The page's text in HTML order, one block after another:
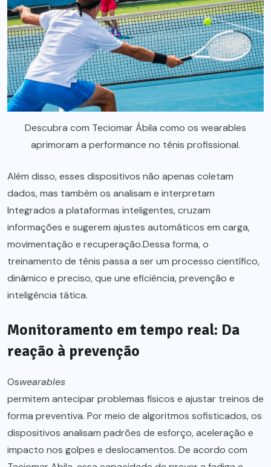
Descubra com Teciomar Ábila como os wearables
aprimoram a performance no tênis profissional.
Além disso, esses dispositivos não apenas coletam
dados, mas também os analisam e interpretam
Integrados a plataformas inteligentes, cruzam
informações e sugerem ajustes automáticos em carga,
movimentação e recuperação.Dessa forma, o
treinamento de tênis passa a ser um processo científico,
dinâmico e preciso, que une eficiência, prevenção e
inteligência tática.
Monitoramento em tempo real: Da
reação à prevenção
Oswearables
permitem antecipar problemas físicos e ajustar treinos de
forma preventiva. Por meio de algoritmos sofisticados, os
dispositivos analisam padrões de esforço, aceleração e
impacto nos golpes e deslocamentos. De acordo com